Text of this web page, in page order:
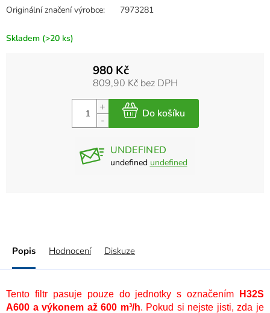
Skladem (>20 ks)
Originální značení výrobce: 7973281
980 Kč
809,90 Kč bez DPH
UNDEFINED
undefined undefined
Popis Hodnocení Diskuze
Tento filtr pasuje pouze do jednotky s označením
H32S
A600 a výkonem až 600 m³/h. Pokud si nejste jisti, zda je